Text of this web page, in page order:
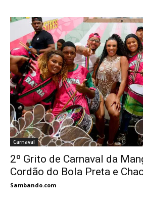
Carnaval
2º Grito de Carnaval da
Cordão do Bola Preta e
Sambando.com -